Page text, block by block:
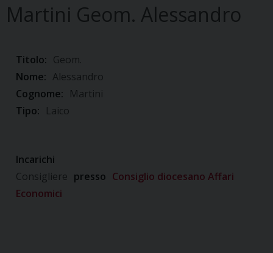
Martini Geom. Alessandro
Titolo: Geom.
Nome: Alessandro
Cognome: Martini
Tipo: Laico
Incarichi
Consigliere presso Consiglio diocesano Affari
Economici